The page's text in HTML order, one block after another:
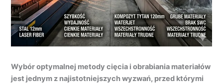
Wybór optymalnej metody cięcia i obrabiania materiałów
jest jednym z najistotniejszych wyzwań, przed którymi